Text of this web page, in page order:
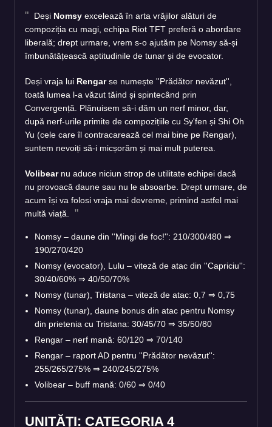
Deși Nomsy excelează în arta vrăjilor alături de
compoziția cu magi, echipa Riot TFT preferă o abordare
liberală; drept urmare, vrem s-o ajutăm pe Nomsy să-și
îmbunătățească aptitudinile de tunar și de evocator.
Deși vraja lui Rengarse numește ''Prădător nevăzut'',
toată lumea l-a văzut tăind și spintecând prin
Convergență. Plănuisem să-i dăm un nerf minor, dar,
după nerf-urile primite de compozițiile cu Sy'fen și Shi Oh
Yu (cele care îl contracarează cel mai bine pe Rengar),
suntem nevoiți să-i micșorăm și mai mult puterea.
Volibearnu aduce niciun strop de utilitate echipei dacă
nu provoacă daune sau nu le absoarbe. Drept urmare, de
acum își va folosi vraja mai devreme, primind astfel mai
multă viață.
Nomsy – daune din ''Mingi de foc!'': 210/300/480 ⇒
190/270/420
Nomsy (evocator), Lulu – viteză de atac din ''Capriciu'':
30/40/60% ⇒ 40/50/70%
Nomsy (tunar), Tristana – viteză de atac: 0,7 ⇒ 0,75
Nomsy (tunar), daune bonus din atac pentru Nomsy
din prietenia cu Tristana: 30/45/70 ⇒ 35/50/80
Rengar – nerf mană: 60/120 ⇒ 70/140
Rengar – raport AD pentru ''Prădător nevăzut'':
255/265/275% ⇒ 240/245/275%
Volibear – buff mană: 0/60 ⇒ 0/40
UNITĂȚI: CATEGORIA 4